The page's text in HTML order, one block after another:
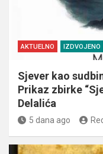
AKTUELNO IZDVOJENO
Sjever kao
Prikaz zbirke
Delalića
5 dana ago